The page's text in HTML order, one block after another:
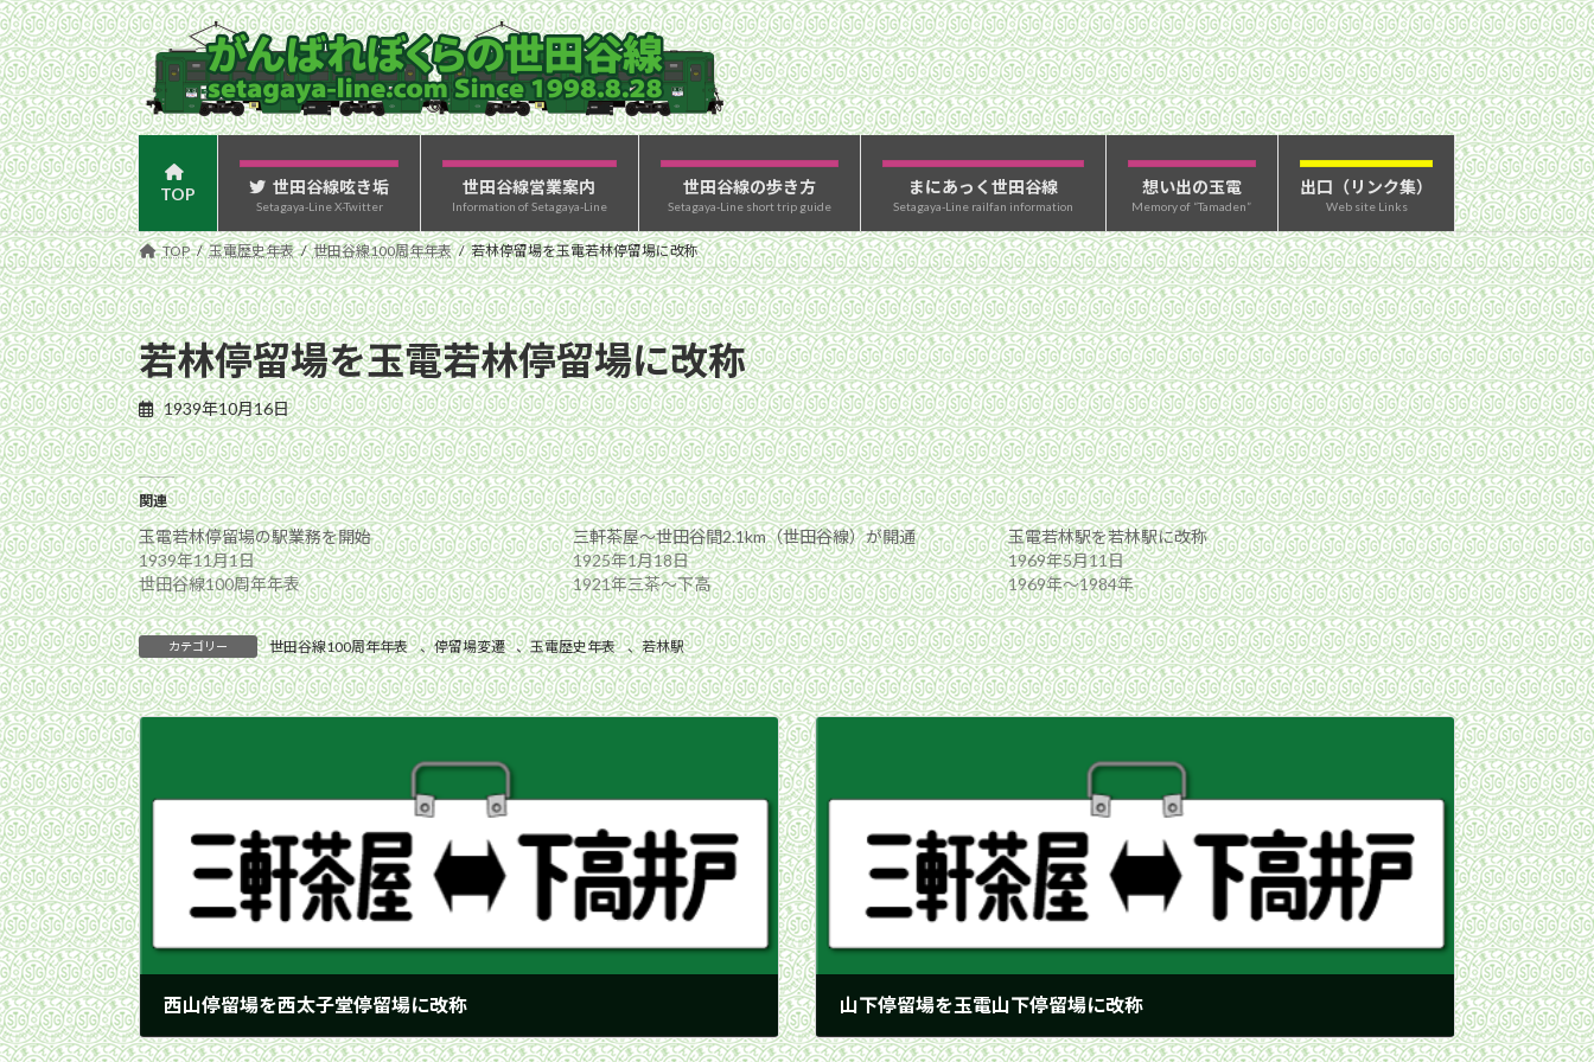
コ
ン
テ
ン
ツ
へ
ス
キ
ッ
プ
ナ
ビ
ゲ
ー
シ
ョ
ン
に
移
動
TOP 世田谷線呟き垢
Setagaya-Line X-Twitter
世田谷線営業案内
Information of Setagaya-Line
世田谷線の歩き方
Setagaya-Line short trip guide
まにあっく世田谷線
Setagaya-Line railfan information
想い出の玉電
Memory of “Tamaden”
出口（リンク集）
Web site Links
TOP 玉電歴史年表 世田谷線100周年年表 若林停留場を玉電若林停留場に改称
若林停留場を玉電若林停留場に改称
1939年10月16日
関連
玉電若林停留場の駅業務を開始
1939年11月1日
世田谷線100周年年表
三軒茶屋〜世田谷間2.1km（世田谷線）が開通
1925年1月18日
1921年三茶〜下高
玉電若林駅を若林駅に改称
1969年5月11日
1969年〜1984年
カテゴリー 世田谷線100周年年表 、停留場変遷 、玉電歴史年表 、若林駅
西山停留場を西太子堂停留場に改称
1939年10月16日
山下停留場を玉電山下停留場に改称
1939年10月16日